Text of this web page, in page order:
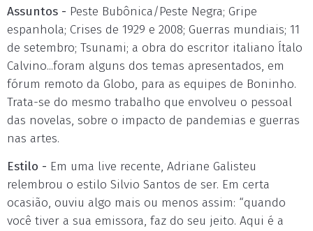
Assuntos - Peste Bubônica/Peste Negra; Gripe
espanhola; Crises de 1929 e 2008; Guerras mundiais; 11
de setembro; Tsunami; a obra do escritor italiano Ítalo
Calvino...foram alguns dos temas apresentados, em
fórum remoto da Globo, para as equipes de Boninho.
Trata-se do mesmo trabalho que envolveu o pessoal
das novelas, sobre o impacto de pandemias e guerras
nas artes.
Estilo - Em uma live recente, Adriane Galisteu
relembrou o estilo Silvio Santos de ser. Em certa
ocasião, ouviu algo mais ou menos assim: “quando
você tiver a sua emissora, faz do seu jeito. Aqui é a